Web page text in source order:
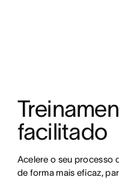
facilitado
Acelere o seu processo
de forma mais eficaz,